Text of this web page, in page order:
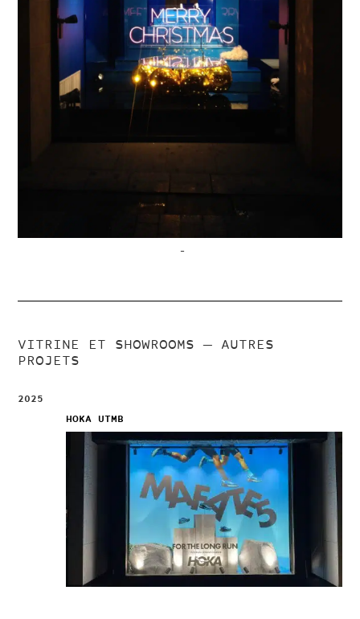
–
VITRINE ET SHOWROOMS— AUTRES
PROJETS
2025
HOKA UTMB